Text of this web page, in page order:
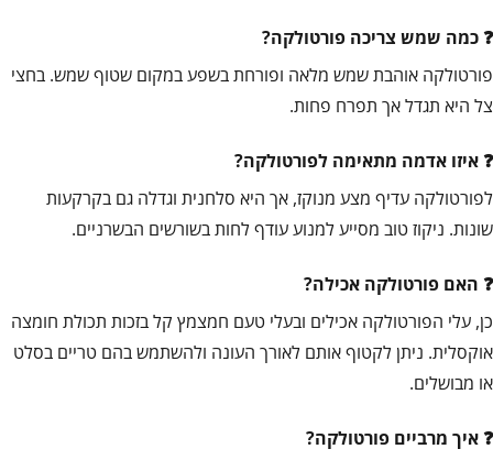
כמה שמש צריכה פורטולקה?
פורטולקה אוהבת שמש מלאה ופורחת בשפע במקום שטוף שמש. בחצי
צל היא תגדל אך תפרח פחות.
איזו אדמה מתאימה לפורטולקה?
לפורטולקה עדיף מצע מנוקז, אך היא סלחנית וגדלה גם בקרקעות
שונות. ניקוז טוב מסייע למנוע עודף לחות בשורשים הבשרניים.
האם פורטולקה אכילה?
כן, עלי הפורטולקה אכילים ובעלי טעם חמצמץ קל בזכות תכולת חומצה
אוקסלית. ניתן לקטוף אותם לאורך העונה ולהשתמש בהם טריים בסלט
או מבושלים.
איך מרביים פורטולקה?